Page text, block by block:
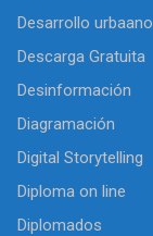
Desarrollo urbaano
Descarga Gratuita
Desinformación
Diagramación
Digital Storytelling
Diploma on line
Diplomados